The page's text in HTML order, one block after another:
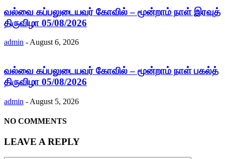
வல்வை கப்பலுடையவர் கோவில் – மூன்றாம் நாள் இரவுத்
திருவிழா 05/08/2026
admin - August 6, 2026
வல்வை கப்பலுடையவர் கோவில் – மூன்றாம் நாள் பகல்த்
திருவிழா 05/08/2026
admin - August 5, 2026
NO COMMENTS
LEAVE A REPLY